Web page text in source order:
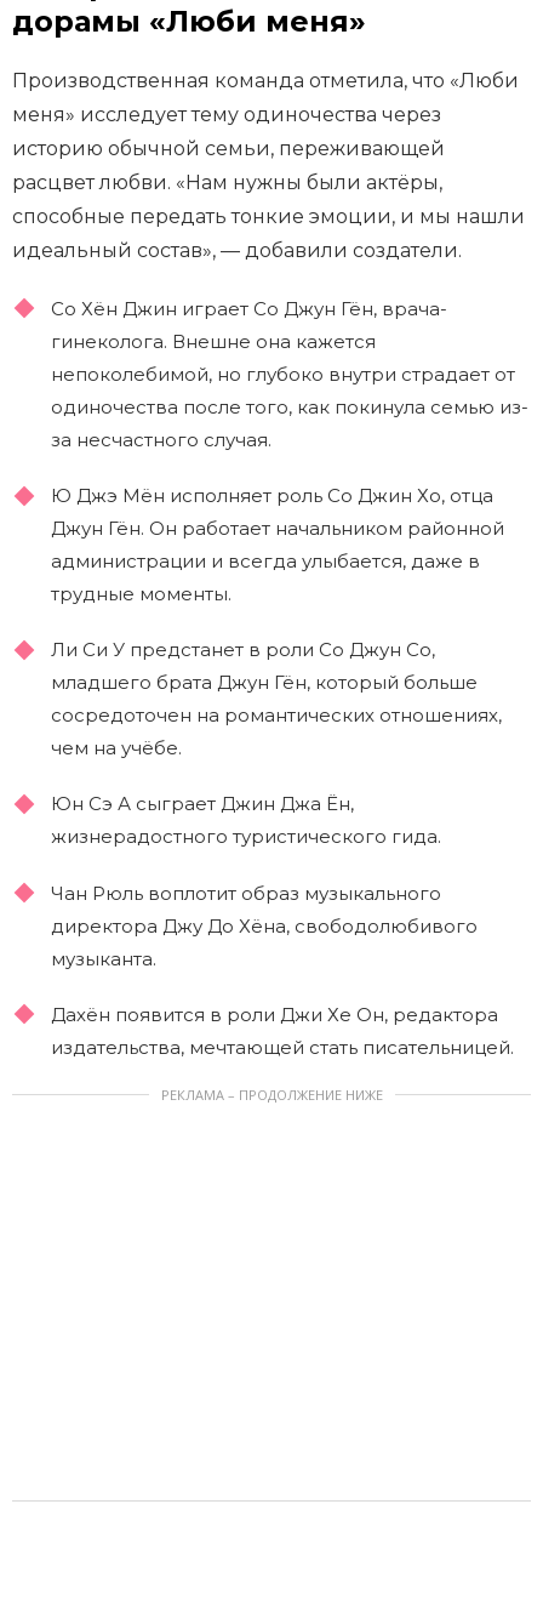
дорамы «Люби меня»
Производственная команда отметила, что «Люби
меня» исследует тему одиночества через
историю обычной семьи, переживающей
расцвет любви. «Нам нужны были актёры,
способные передать тонкие эмоции, и мы нашли
идеальный состав», — добавили создатели.
Со Хён Джин играет Со Джун Гён, врача-
гинеколога. Внешне она кажется
непоколебимой, но глубоко внутри страдает от
одиночества после того, как покинула семью из-
за несчастного случая.
Ю Джэ Мён исполняет роль Со Джин Хо, отца
Джун Гён. Он работает начальником районной
администрации и всегда улыбается, даже в
трудные моменты.
Ли Си У предстанет в роли Со Джун Со,
младшего брата Джун Гён, который больше
сосредоточен на романтических отношениях,
чем на учёбе.
Юн Сэ А сыграет Джин Джа Ён,
жизнерадостного туристического гида.
Чан Рюль воплотит образ музыкального
директора Джу До Хёна, свободолюбивого
музыканта.
Дахён появится в роли Джи Хе Он, редактора
издательства, мечтающей стать писательницей.
РЕКЛАМА – ПРОДОЛЖЕНИЕ НИЖЕ